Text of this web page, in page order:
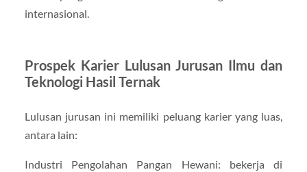
internasional.
Prospek Karier Lulusan Jurusan Ilmu dan
Teknologi Hasil Ternak
Lulusan jurusan ini memiliki peluang karier yang luas,
antara lain:
Industri Pengolahan Pangan Hewani: bekerja di